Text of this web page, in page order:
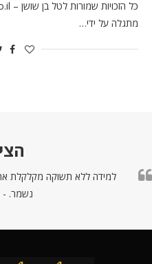
מתגלה על ידי…
למידה ללא תשוקה מקלקלת את
נשמר. -